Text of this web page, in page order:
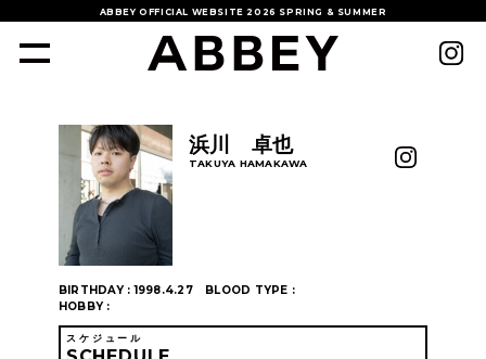
ABBEY OFFICIAL WEBSITE 2026 SPRING & SUMMER
浜川 卓也
TAKUYA HAMAKAWA
BIRTHDAY : 1998.4.27
BLOOD TYPE :
HOBBY :
スケジュール